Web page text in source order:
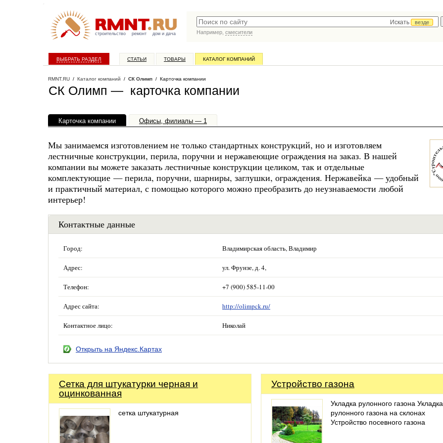
строительство ремонт дом и дача
Искать
везде
Например, смесители
ВЫБРАТЬ РАЗДЕЛ СТАТЬИ ТОВАРЫ КАТАЛОГ КОМПАНИЙ
RMNT.RU / Каталог компаний / СК Олимп / Карточка компании
СК Олимп — карточка компании
Карточка компании Офисы, филиалы — 1
Мы занимаемся изготовлением не только стандартных конструкций, но и изготовляем
лестничные конструкции, перила, поручни и нержавеющие ограждения на заказ. В нашей
компании вы можете заказать лестничные конструкции целиком, так и отдельные
комплектующие — перила, поручни, шарниры, заглушки, ограждения. Нержавейка — удобный
и практичный материал, с помощью которого можно преобразить до неузнаваемости любой
интерьер!
Контактные данные
Город: Владимирская область, Владимир
Адрес: ул. Фрунзе, д. 4,
Телефон: +7 (900) 585-11-00
Адрес сайта: http://olimpck.ru/
Контактное лицо: Николай
Открыть на Яндекс.Картах
Сетка для штукатурки черная и
оцинкованная
сетка штукатурная
Устройство газона
Укладка рулонного газона Укладка
рулонного газона на склонах
Устройство посевного газона